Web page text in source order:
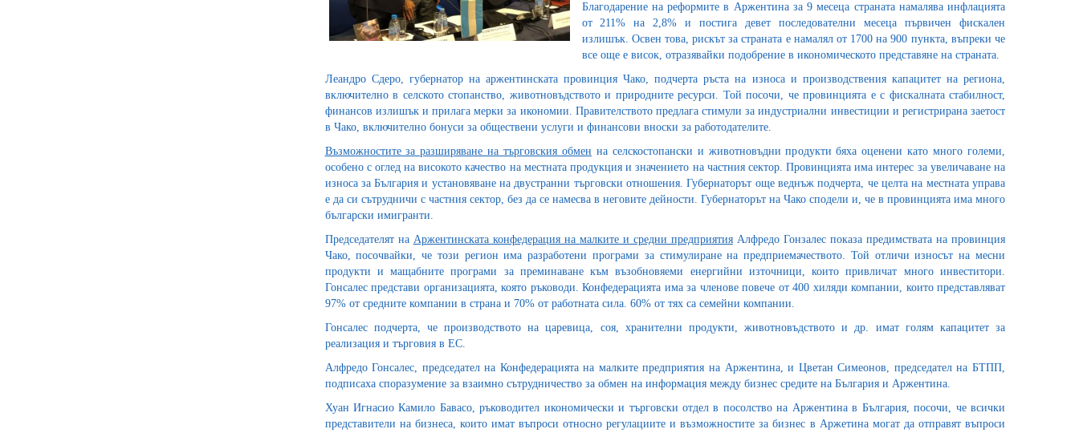
Благодарение на реформите в Аржентина за 9 месеца страната намалява инфлацията
от 211% на 2,8% и постига девет последователни месеца първичен фискален
излишък. Освен това, рискът за страната е намалял от 1700 на 900 пункта, въпреки че
все още е висок, отразявайки подобрение в икономическото представяне на страната.
Леандро Сдеро, губернатор на аржентинската провинция Чако, подчерта ръста на износа и производствения капацитет на региона,
включително в селското стопанство, животновъдството и природните ресурси. Той посочи, че провинцията е с фискалната стабилност,
финансов излишък и прилага мерки за икономии. Правителството предлага стимули за индустриални инвестиции и регистрирана заетост
в Чако, включително бонуси за обществени услуги и финансови вноски за работодателите.
Възможностите за разширяване на търговския обмен на селскостопански и животновъдни продукти бяха оценени като много големи,
особено с оглед на високото качество на местната продукция и значението на частния сектор. Провинцията има интерес за увеличаване на
износа за България и установяване на двустранни търговски отношения. Губернаторът още веднъж подчерта, че целта на местната управа
е да си сътрудничи с частния сектор, без да се намесва в неговите дейности. Губернаторът на Чако сподели и, че в провинцията има много
български имигранти.
Председателят на Аржентинската конфедерация на малките и средни предприятияАлфредо Гонзалес показа предимствата на провинция
Чако, посочвайки, че този регион има разработени програми за стимулиране на предприемачеството. Той отличи износът на месни
продукти и мащабните програми за преминаване към възобновяеми енергийни източници, които привличат много инвеститори.
Гонсалес представи организацията, която ръководи. Конфедерацията има за членове повече от 400 хиляди компании, които представляват
97% от средните компании в страна и 70% от работната сила. 60% от тях са семейни компании.
Гонсалес подчерта, че производството на царевица, соя, хранителни продукти, животновъдството и др. имат голям капацитет за
реализация и търговия в ЕС.
Алфредо Гонсалес, председател на Конфедерацията на малките предприятия на Аржентина, и Цветан Симеонов, председател на БТПП,
подписаха споразумение за взаимно сътрудничество за обмен на информация между бизнес средите на България и Аржентина.
Хуан Игнасио Камило Бавасо, ръководител икономически и търговски отдел в посолство на Аржентина в България, посочи, че всички
представители на бизнеса, които имат въпроси относно регулациите и възможностите за бизнес в Аржетина могат да отправят въпроси